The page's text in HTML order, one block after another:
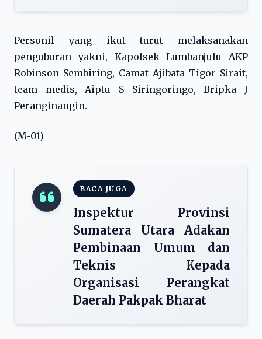
Personil yang ikut turut melaksanakan
penguburan yakni, Kapolsek Lumbanjulu AKP
Robinson Sembiring, Camat Ajibata Tigor Sirait,
team medis, Aiptu S Siringoringo, Bripka J
Peranginangin.
(M-01)
BACA JUGA
Inspektur Provinsi
Sumatera Utara Adakan
Pembinaan Umum dan
Teknis Kepada
Organisasi Perangkat
Daerah Pakpak Bharat